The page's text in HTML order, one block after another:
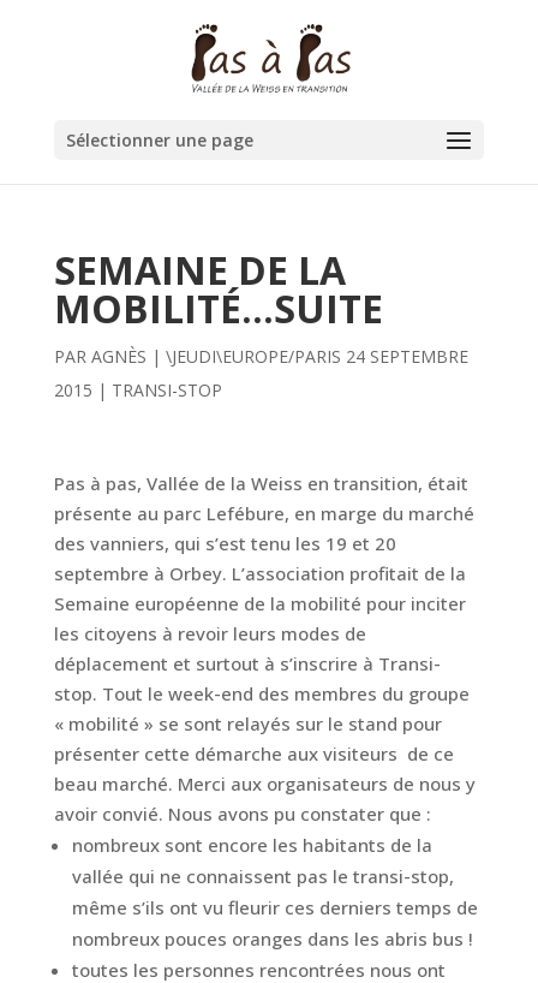
Sélectionner une page
SEMAINE DE LA
MOBILITÉ…SUITE
PAR AGNÈS | \JEUDI\EUROPE/PARIS 24 SEPTEMBRE
2015 | TRANSI-STOP
Pas à pas, Vallée de la Weiss en transition, était
présente au parc Lefébure, en marge du marché
des vanniers, qui s’est tenu les 19 et 20
septembre à Orbey. L’association profitait de la
Semaine européenne de la mobilité pour inciter
les citoyens à revoir leurs modes de
déplacement et surtout à s’inscrire à Transi-
stop. Tout le week-end des membres du groupe
« mobilité » se sont relayés sur le stand pour
présenter cette démarche aux visiteurs de ce
beau marché. Merci aux organisateurs de nous y
avoir convié. Nous avons pu constater que :
nombreux sont encore les habitants de la
vallée qui ne connaissent pas le transi-stop,
même s’ils ont vu fleurir ces derniers temps de
nombreux pouces oranges dans les abris bus !
toutes les personnes rencontrées nous ont